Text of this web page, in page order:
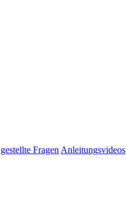
Fragen Anleitungsvideos